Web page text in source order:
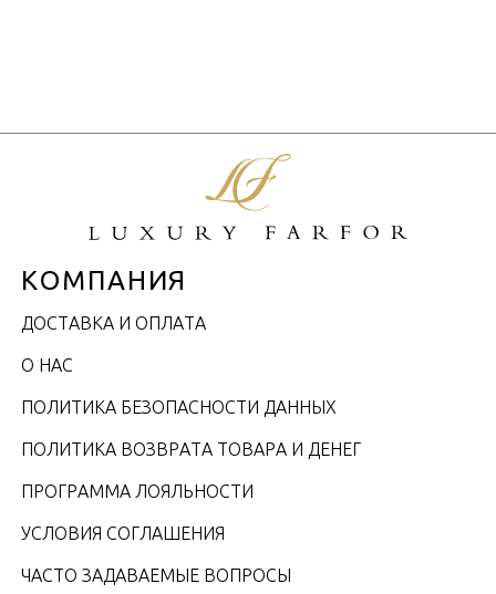
КОМПАНИЯ
ДОСТАВКА И ОПЛАТА
О НАС
ПОЛИТИКА БЕЗОПАСНОСТИ ДАННЫХ
ПОЛИТИКА ВОЗВРАТА ТОВАРА И ДЕНЕГ
ПРОГРАММА ЛОЯЛЬНОСТИ
УСЛОВИЯ СОГЛАШЕНИЯ
ЧАСТО ЗАДАВАЕМЫЕ ВОПРОСЫ